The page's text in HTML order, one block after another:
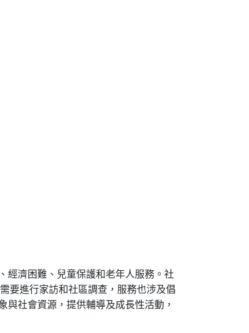
經濟困難、兒童保護和老年人服務。社
要進行家訪和社區調查，服務也涉及倡
社會資源，提供輔導及成長性活動，